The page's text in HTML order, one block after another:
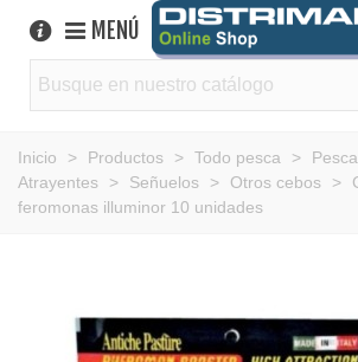
MENÚ
Inicio > Productos > Todo pesca > Pesca
Atrayentes
> Señuelos > Otros cebos >
feromonas illuminor 10 unidades